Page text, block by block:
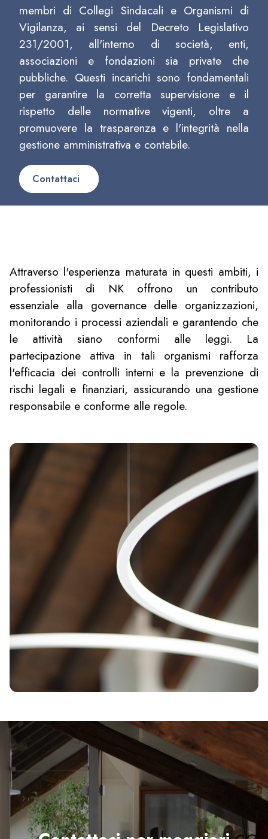
membri di Collegi Sindacali e Organismi di
Vigilanza, ai sensi del Decreto Legislativo
231/2001, all'interno di società, enti,
associazioni e fondazioni sia private che
pubbliche. Questi incarichi sono fondamentali
per garantire la corretta supervisione e il
rispetto delle normative vigenti, oltre a
promuovere la trasparenza e l'integrità nella
gestione amministrativa e contabile.
Contattaci
Attraverso l'esperienza maturata in questi ambiti, i
professionisti di NK offrono un contributo
essenziale alla governance delle organizzazioni,
monitorando i processi aziendali e garantendo che
le attività siano conformi alle leggi. La
partecipazione attiva in tali organismi rafforza
l'efficacia dei controlli interni e la prevenzione di
rischi legali e finanziari, assicurando una gestione
responsabile e conforme alle regole.